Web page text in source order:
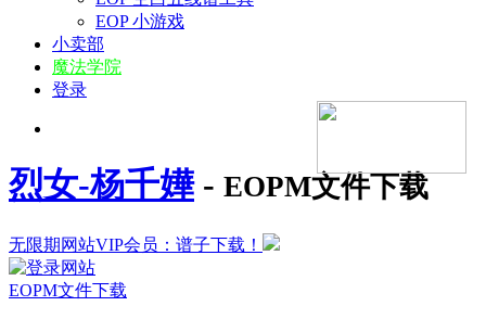
EOP 小游戏
小卖部
魔法学院
登录
烈女-杨千嬅- EOPM文件下载
无限期网站VIP会员：谱子下载！
EOPM文件下载